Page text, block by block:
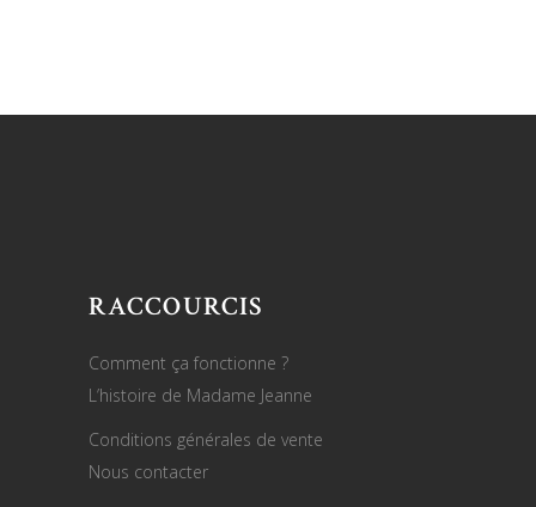
RACCOURCIS
Comment ça fonctionne ?
L’histoire de Madame Jeanne
Conditions générales de vente
Nous contacter